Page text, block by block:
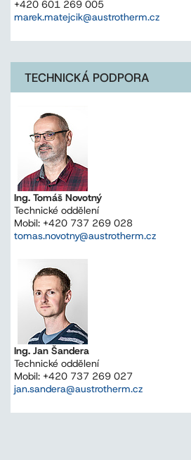
+420 601 269 005
marek.matejcik@austrotherm.cz
TECHNICKÁ PODPORA
Ing. Tomáš Novotný
Technické oddělení
Mobil: +420 737 269 028
tomas.novotny@austrotherm.cz
Ing. Jan Šandera
Technické oddělení
Mobil: +420 737 269 027
jan.sandera@austrotherm.cz